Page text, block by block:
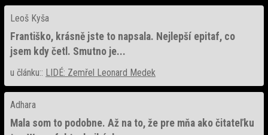
Leoš Kyša
Františko, krásně jste to napsala. Nejlepší epitaf, co
jsem kdy četl. Smutno je...
u článku:: LIDÉ: Zemřel Leonard Medek
Adhara
Mala som to podobne. Až na to, že pre mňa ako čitateľku